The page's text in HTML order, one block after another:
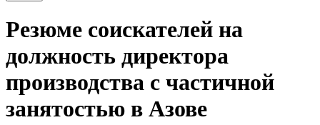
Резюме соискателей на
должность директора
производства с частичной
занятостью в Азове